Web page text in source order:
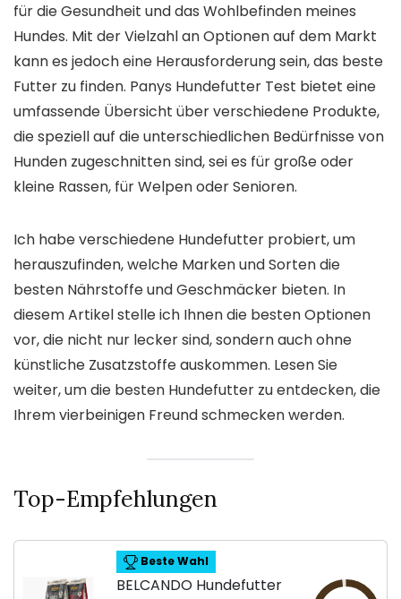
für die Gesundheit und das Wohlbefinden meines
Hundes. Mit der Vielzahl an Optionen auf dem Markt
kann es jedoch eine Herausforderung sein, das beste
Futter zu finden. Panys Hundefutter Test bietet eine
umfassende Übersicht über verschiedene Produkte,
die speziell auf die unterschiedlichen Bedürfnisse von
Hunden zugeschnitten sind, sei es für große oder
kleine Rassen, für Welpen oder Senioren.
Ich habe verschiedene Hundefutter probiert, um
herauszufinden, welche Marken und Sorten die
besten Nährstoffe und Geschmäcker bieten. In
diesem Artikel stelle ich Ihnen die besten Optionen
vor, die nicht nur lecker sind, sondern auch ohne
künstliche Zusatzstoffe auskommen. Lesen Sie
weiter, um die besten Hundefutter zu entdecken, die
Ihrem vierbeinigen Freund schmecken werden.
Top-Empfehlungen
Beste Wahl
BELCANDO Hundefutter